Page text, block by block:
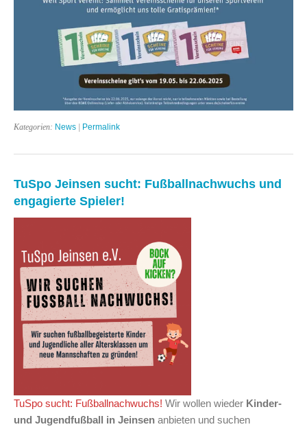
Kategorien: News Permalink
TuSpo Jeinsen sucht: Fußballnachwuchs und
engagierte Spieler!
TuSpo sucht: Fußballnachwuchs! Wir wollen wieder Kinder-
und Jugendfußball in Jeinsen anbieten und suchen